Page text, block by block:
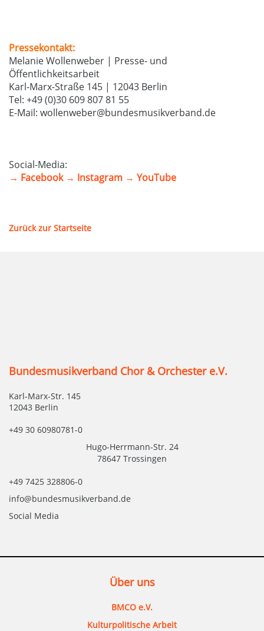
Pressekontakt:
Melanie Wollenweber | Presse- und
Öffentlichkeitsarbeit
Karl-Marx-Straße 145 | 12043 Berlin
Tel: +49 (0)30 609 807 81 55
E-Mail: wollenweber@bundesmusikverband.de
Social-Media:
→ Facebook → Instagram → YouTube
Zurück zur Startseite
Bundesmusikverband Chor & Orchester e.V.
Karl-Marx-Str. 145
12043 Berlin
+49 30 60980781-0
Hugo-Herrmann-Str. 24
78647 Trossingen
+49 7425 328806-0
info@bundesmusikverband.de
Social Media
Über uns
BMCO e.V.
Kulturpolitische Arbeit